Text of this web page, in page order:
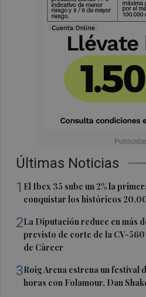
Últimas Noticias
1 El Ibex 35 sube un 2% la
conquistar los históricos
2La Diputación reduce en más
previsto de corte de la CV-
de Càrcer
3Roig Arena estrena un festival
horas con Folamour, Dan